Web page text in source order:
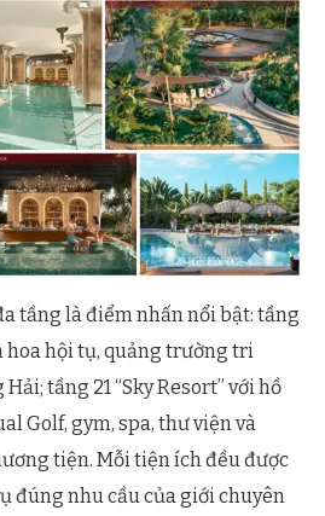
tầng là điểm nhấn nổi bật: tầng
hội tụ, quảng trường tri
tầng 21 “Sky Resort” với hồ
Golf, gym, spa, thư viện và
tiện. Mỗi tiện ích đều được
đúng nhu cầu của giới chuyên